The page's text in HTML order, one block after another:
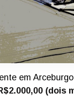
em
(dois